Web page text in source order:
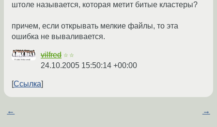
штоле называется, которая метит битые кластеры?
причем, если открывать мелкие файлы, то эта
ошибка не вываливается.
vilfred ☆☆
24.10.2005 15:50:14 +00:00
Ссылка
← →